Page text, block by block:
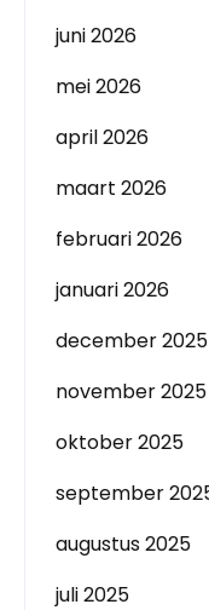
juni 2026
mei 2026
april 2026
maart 2026
februari 2026
januari 2026
december 2025
november 2025
oktober 2025
september
augustus 2025
juli 2025